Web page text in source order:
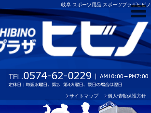
岐阜 スポーツ用品 スポーツプラザヒビノ
サイトマップ 個人情報保護方針